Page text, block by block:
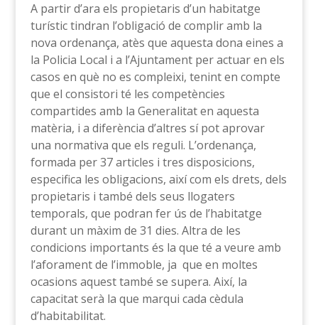
A partir d’ara els propietaris d’un habitatge
turístic tindran l’obligació de complir amb la
nova ordenança, atès que aquesta dona eines a
la Policia Local i a l’Ajuntament per actuar en els
casos en què no es compleixi, tenint en compte
que el consistori té les competències
compartides amb la Generalitat en aquesta
matèria, i a diferència d’altres sí pot aprovar
una normativa que els reguli. L’ordenança,
formada per 37 articles i tres disposicions,
especifica les obligacions, així com els drets, dels
propietaris i també dels seus llogaters
temporals, que podran fer ús de l’habitatge
durant un màxim de 31 dies. Altra de les
condicions importants és la que té a veure amb
l’aforament de l’immoble, ja que en moltes
ocasions aquest també se supera. Així, la
capacitat serà la que marqui cada cèdula
d’habitabilitat.